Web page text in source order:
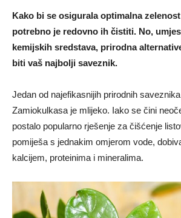
Kako bi se osigurala optimalna
potrebno je redovno ih čistiti. No,
kemijskih sredstava, prirodna
biti vaš najbolji saveznik.
Jedan od najefikasnijih prirodnih
Zamiokulkasa je mlijeko. Iako se čini
postalo popularno rješenje za čišćenje
pomiješa s jednakim omjerom vode,
kalcijem, proteinima i mineralima.